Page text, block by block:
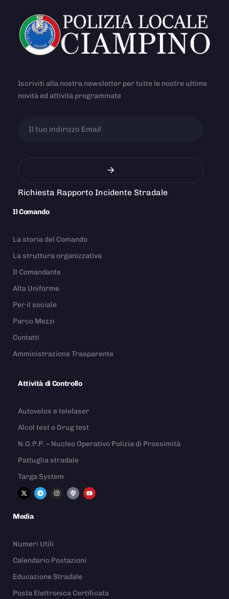
Iscriviti alla nostra newsletter per tutte le nostre ultime
novità ed attività programmate
Richiesta Rapporto Incidente Stradale
Il Comando
La storia del Comando
La struttura organizzativa
Il Comandante
Alta Uniforme
Per il sociale
Parco Mezzi
Contatti
Amministrazione Trasparente
Attività di Controllo
Autovelox e telelaser
Alcol test e Drug test
N.O.P.P. – Nucleo Operativo Polizia di Prossimità
Pattuglia stradale
Targa System
Media
Numeri Utili
Calendario Postazioni
Educazione Stradale
Posta Elettronica Certificata